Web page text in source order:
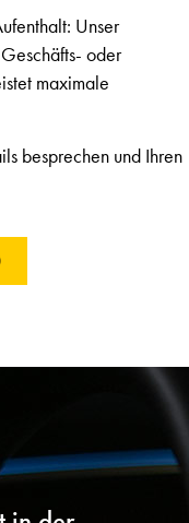
Unser
oder
maximale
besprechen und Ihren